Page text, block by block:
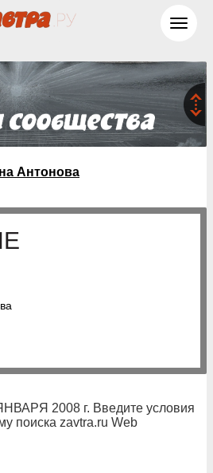
Антонова
2008 г. Введите условия
поиска zavtra.ru Web